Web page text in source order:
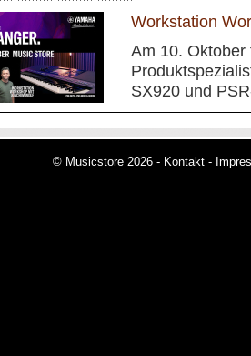
Workstation
Am 10.
SX920 und
© Musicstore 2026 - Kontakt -